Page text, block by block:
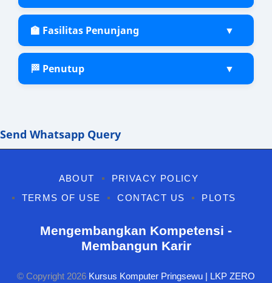
🏫 Fasilitas Penunjang ▼
🏁 Penutup ▼
Send Whatsapp Query
ABOUT
PRIVACY POLICY
TERMS OF USE
CONTACT US PLOTS
Mengembangkan Kompetensi -
Membangun Karir
© Copyright 2026 Kursus Komputer Pringsewu | LKP ZERO